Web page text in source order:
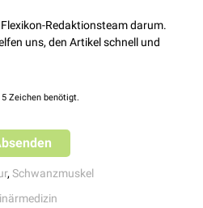
Redaktionsteam darum.
uns, den Artikel schnell und
Zeichen benötigt.
, Schwanzmuskel